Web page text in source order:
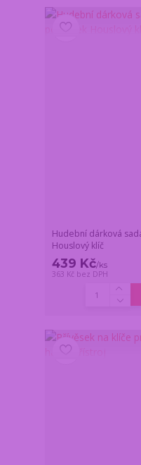
Hudební dárková
Houslový klíč
439 Kč/ks
363 Kč bez DPH